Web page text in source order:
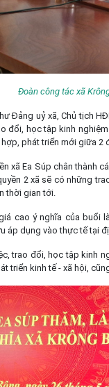
Đoàn công tác xã
Đảng uỷ xã, Chủ tịch
đổi, học tập kinh
phát triển mới giữa 2
xã Ea Súp chân thành
2 xã sẽ có những
thời gian tới.
cao ý nghĩa của buổi
áp dụng vào thực tế tại
trao đổi, học tập kinh
triển kinh tế - xã hội,